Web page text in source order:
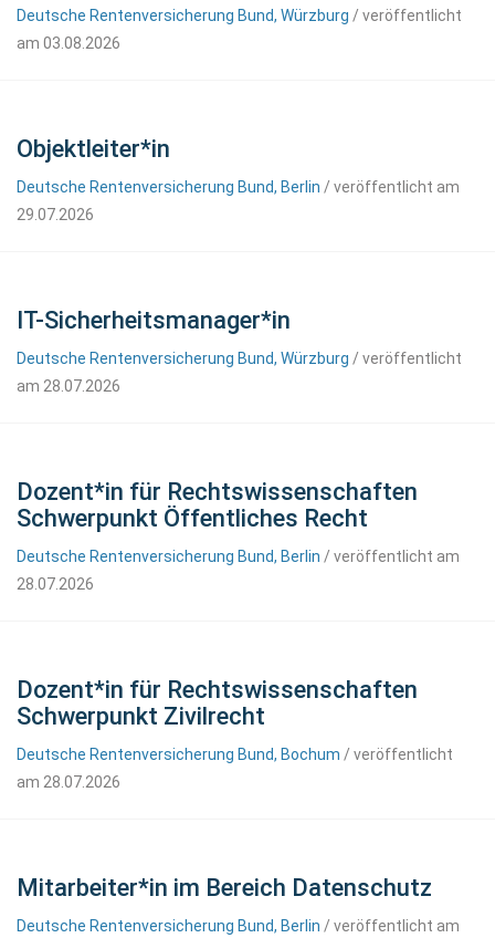
Deutsche Rentenversicherung Bund, Würzburg / veröffentlicht
am 03.08.2026
Objektleiter*in
Deutsche Rentenversicherung Bund, Berlin / veröffentlicht am
29.07.2026
IT-Sicherheitsmanager*in
Deutsche Rentenversicherung Bund, Würzburg / veröffentlicht
am 28.07.2026
Dozent*in für Rechtswissenschaften
Schwerpunkt Öffentliches Recht
Deutsche Rentenversicherung Bund, Berlin / veröffentlicht am
28.07.2026
Dozent*in für Rechtswissenschaften
Schwerpunkt Zivilrecht
Deutsche Rentenversicherung Bund, Bochum / veröffentlicht
am 28.07.2026
Mitarbeiter*in im Bereich Datenschutz
Deutsche Rentenversicherung Bund, Berlin / veröffentlicht am